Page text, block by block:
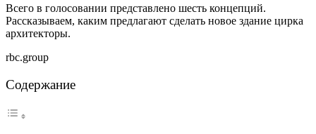
Всего в голосовании представлено шесть концепций.
Рассказываем, каким предлагают сделать новое здание цирка
архитекторы.
rbc.group
Содержание